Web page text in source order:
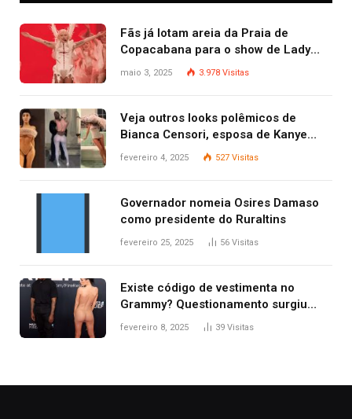
Fãs já lotam areia da Praia de
Copacabana para o show de Lady
Gaga
maio 3, 2025 3.978 Visitas
Veja outros looks polêmicos de
Bianca Censori, esposa de Kanye
West que apareceu nua no Grammy
fevereiro 4, 2025 527 Visitas
Governador nomeia Osires Damaso
como presidente do Ruraltins
fevereiro 25, 2025 56 Visitas
Existe código de vestimenta no
Grammy? Questionamento surgiu
após Bianca Censori, mulher de
fevereiro 8, 2025 39 Visitas